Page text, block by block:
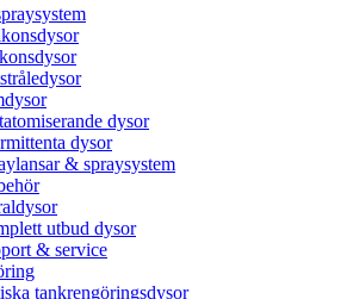
dysor
dysor
& spraysystem
utbud dysor
& service
tankrengöringsdysor